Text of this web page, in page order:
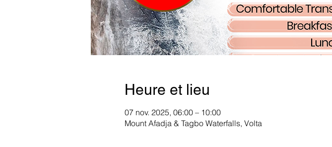
Heure et lieu
07 nov. 2025, 06:00 – 10:00
Mount Afadja & Tagbo Waterfalls, Volta